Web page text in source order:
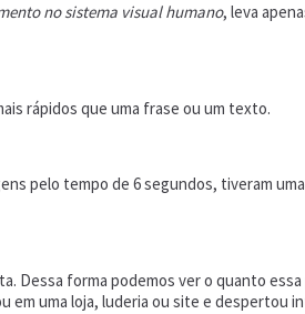
no sistema visual humano, leva
rápidos que uma frase ou um texto.
pelo tempo de 6 segundos, tiveram
Dessa forma podemos ver o quanto
uma loja, luderia ou site e despertou